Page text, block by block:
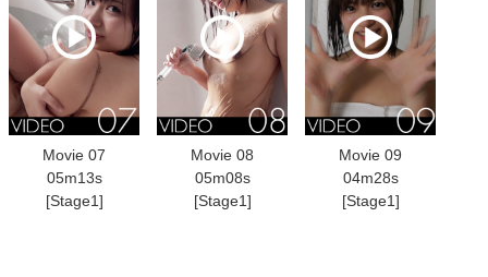
Movie 07
05m13s
[Stage1]
Movie 08
05m08s
[Stage1]
Movie 09
04m28s
[Stage1]